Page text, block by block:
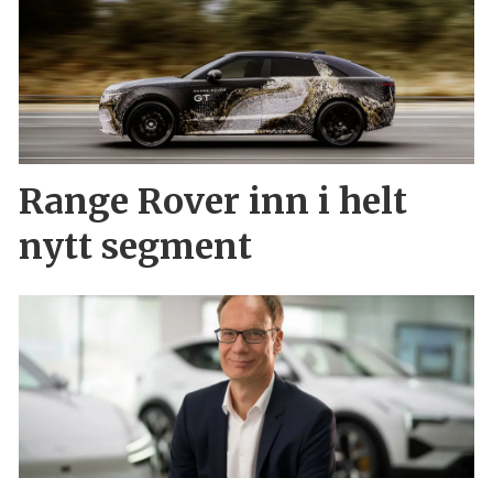
Range Rover inn i helt
nytt segment